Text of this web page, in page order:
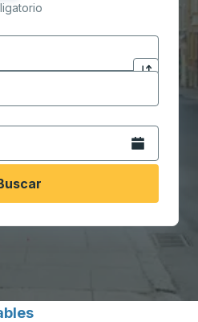
la ciudad de origen para abrir
Haga clic
la ciudad de destino para
de fecha Barra diagonal
Abra el
con Trailways